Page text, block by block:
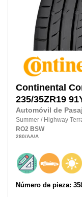
Continental
235/35ZR19
Automóvil de
Summer / Highway
RO2 BSW
280/AA/A
Número de pieza: